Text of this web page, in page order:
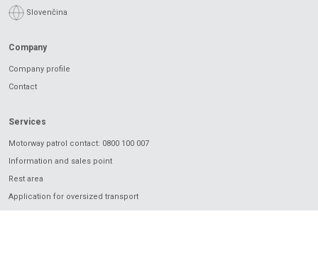
Slovenčina
Company
Company profile
Contact
Services
Motorway patrol contact: 0800 100 007
Information and sales point
Rest area
Application for oversized transport